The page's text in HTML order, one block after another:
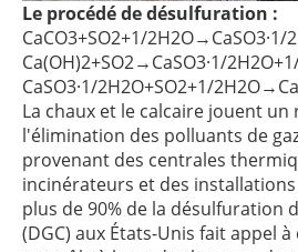
Le procédé de désulfuration :
CaCO3+SO2+1/2H2O→CaSO3·1/
Ca(OH)2+SO2→CaSO3·1/
CaSO3·1/2H2O+SO2+1/
La chaux et le calcaire jouent
l'élimination des polluants de
provenant des centrales
incinérateurs et des
plus de 90% de la désulfuration
(DGC) aux États-Unis fait appel